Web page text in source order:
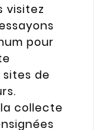
visitez
pour
de
collecte